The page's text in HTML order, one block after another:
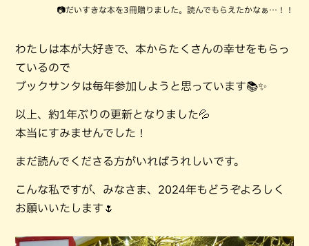
📷だいすきな本を3冊贈りました。読んでもらえたかなぁ…！！
わたしは本が大好きで、本からたくさんの幸せをもらっ
ているので
ブックサンタは毎年参加しようと思っています📚✨
以上、約1年ぶりの更新となりました💦
本当にすみませんでした！
まだ読んでくださる方がいればうれしいです。
こんな私ですが、みなさま、2024年もどうぞよろしく
お願いいたします🌷